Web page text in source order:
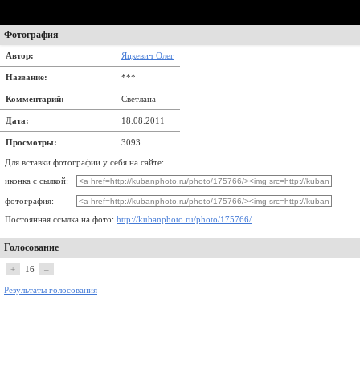
Фотография
Автор: Яцкевич Олег
Название: ***
Комментарий: Светлана
Дата: 18.08.2011
Просмотры: 3093
Для вставки фотографии у себя на сайте:
иконка с сылкой:
фотография:
Постоянная ссылка на фото: http://kubanphoto.ru/photo/175766/
Голосование
+ 16 –
Результаты голосования